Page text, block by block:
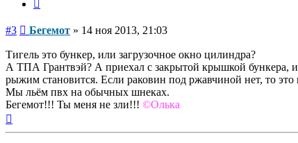
#3 Сообщение
Бегемот » 14 ноя 2013, 21:03
Тигель это бункер, или загрузочное окно цилиндра?
А ТПА Грантвэй? А приехал с закрытой крышкой бункера,
рыжим становится. Если раковин под ржавчиной нет, то это
Мы льём пвх на обычных шнеках.
Бегемот!!! Ты меня не зли!!! ©Олька